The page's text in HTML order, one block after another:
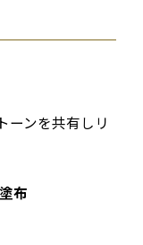
ーンを共有しリ
布